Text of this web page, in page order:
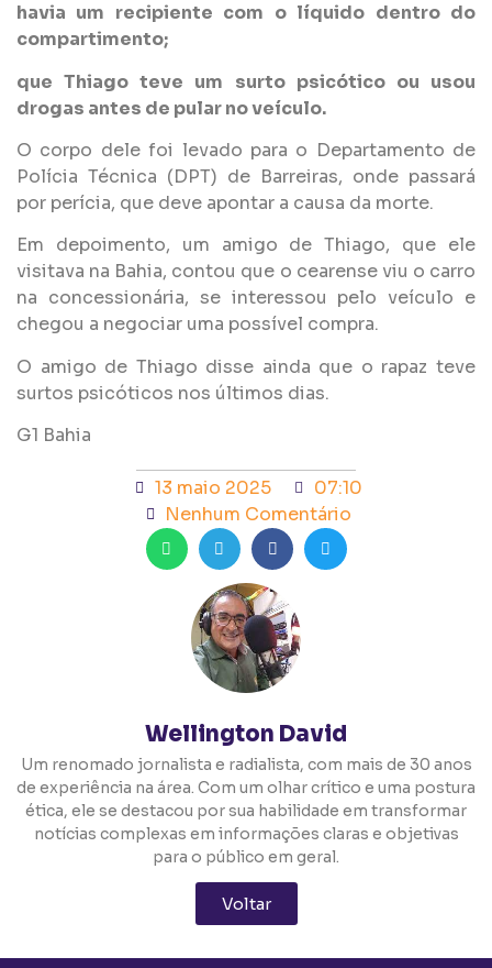
havia um recipiente com o líquido dentro do
compartimento;
que Thiago teve um surto psicótico ou usou
drogas antes de pular no veículo.
O corpo dele foi levado para o Departamento de
Polícia Técnica (DPT) de Barreiras, onde passará
por perícia, que deve apontar a causa da morte.
Em depoimento, um amigo de Thiago, que ele
visitava na Bahia, contou que o cearense viu o carro
na concessionária, se interessou pelo veículo e
chegou a negociar uma possível compra.
O amigo de Thiago disse ainda que o rapaz teve
surtos psicóticos nos últimos dias.
G1 Bahia
13 maio 2025
07:10
Nenhum Comentário
Wellington David
Um renomado jornalista e radialista, com mais de 30 anos
de experiência na área. Com um olhar crítico e uma postura
ética, ele se destacou por sua habilidade em transformar
notícias complexas em informações claras e objetivas
para o público em geral.
Voltar